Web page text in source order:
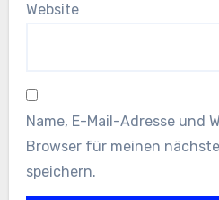
Website
Name, E-Mail-Adresse und
Browser für meinen
speichern.